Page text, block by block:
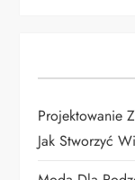
w
p
Projektowanie
Jak Stworzyć